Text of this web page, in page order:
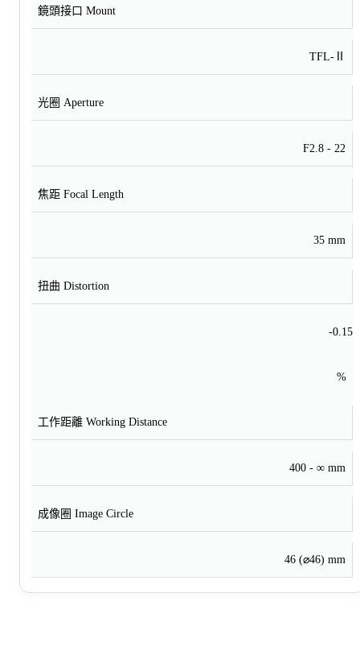
鏡頭接口 Mount
TFL‐Ⅱ
光圈 Aperture
F2.8 - 22
焦距 Focal Length
35 mm
扭曲 Distortion
-0.15
%
工作距離 Working Distance
400 - ∞ mm
成像圈 Image Circle
46 (⌀46) mm